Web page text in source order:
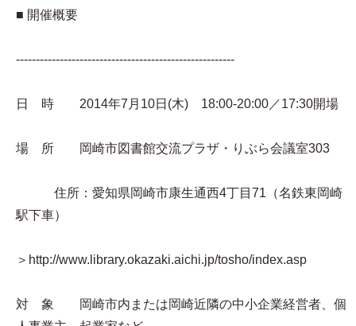
■ 開催概要
-------------------------------------------------------
日 時 2014年7月10日(木) 18:00-20:00／17:30開場
場 所 岡崎市図書館交流プラザ・りぶら会議室303
住所：愛知県岡崎市康生通西4丁目71（名鉄東岡崎
駅下車）
＞http://www.library.okazaki.aichi.jp/tosho/index.asp
対 象 岡崎市内または岡崎近隣の中小企業経営者、個